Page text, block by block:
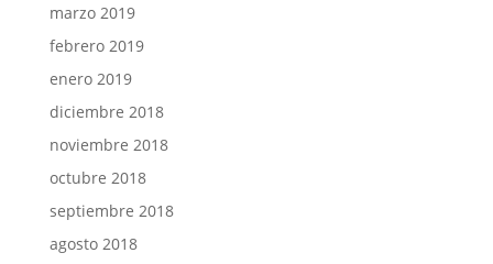
marzo 2019
febrero 2019
enero 2019
diciembre 2018
noviembre 2018
octubre 2018
septiembre 2018
agosto 2018